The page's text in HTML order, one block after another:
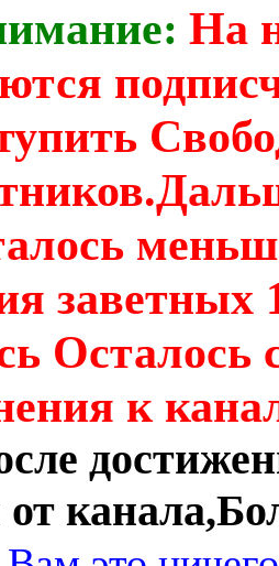
На
заветных
Осталось
к
от